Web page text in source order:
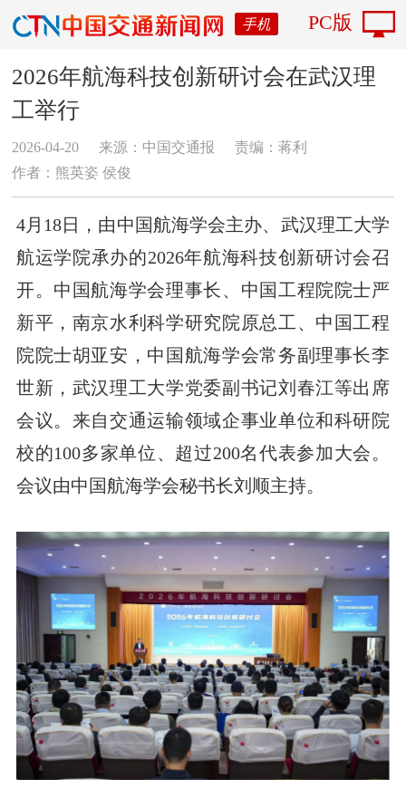
手机 PC版
2026年航海科技创新研讨会在武汉理
工举行
2026-04-20 来源：中国交通报
责编：蒋利
作者：熊英姿 侯俊
4月18日，由中国航海学会主办、武汉理工大学
航运学院承办的2026年航海科技创新研讨会召
开。中国航海学会理事长、中国工程院院士严
新平，南京水利科学研究院原总工、中国工程
院院士胡亚安，中国航海学会常务副理事长李
世新，武汉理工大学党委副书记刘春江等出席
会议。来自交通运输领域企事业单位和科研院
校的100多家单位、超过200名代表参加大会。
会议由中国航海学会秘书长刘顺主持。